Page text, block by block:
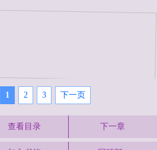
1 2 3 下一页
查看目录 下一章